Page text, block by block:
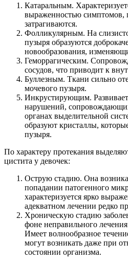
Катаральным.
выраженностью симптомов,
затрагиваются.
Фолликулярным. На
пузыря образуются
новообразования,
Геморрагическим.
сосудов, что приводит к
Буллезным. Ткани сильно
мочевого пузыря.
Инкрустирующим.
нарушений,
органах выделительной
образуют кристаллы,
пузыря.
По характеру протекания
цистита у девочек:
Острую стадию. Она
попадании патогенного
характеризуется ярко
адекватном лечении редко
Хроническую стадию
фоне неправильного
Имеет волнообразное
могут возникать даже при
состоянии организма.